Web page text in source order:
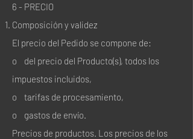
6 - PRECIO
Composición y validez
El precio del Pedido se compone de:
o del precio del Producto(s), todos los
impuestos incluidos,
o tarifas de procesamiento,
o gastos de envío.
Precios de productos. Los precios de los